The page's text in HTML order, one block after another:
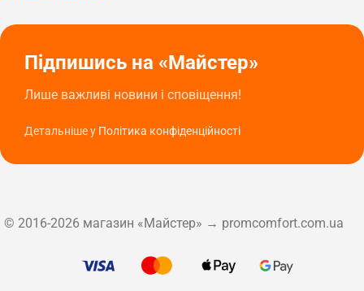
Підпишись на «Майстер»
Лише важливі новини і сповіщення!
Детальніше у Політика конфіденційності
© 2016-2026 магазин «Майстер» → promcomfort.com.ua